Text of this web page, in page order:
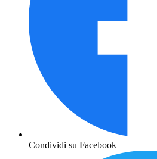
Condividi su Facebook